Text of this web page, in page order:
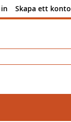
Skapa ett konto